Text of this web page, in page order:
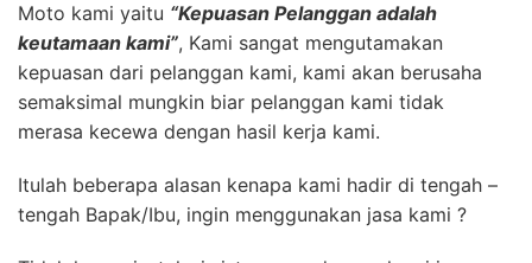
Moto kami yaitu “Kepuasan Pelanggan adalah
keutamaan kami”, Kami sangat mengutamakan
kepuasan dari pelanggan kami, kami akan berusaha
semaksimal mungkin biar pelanggan kami tidak
merasa kecewa dengan hasil kerja kami.
Itulah beberapa alasan kenapa kami hadir di tengah –
tengah Bapak/Ibu, ingin menggunakan jasa kami ?